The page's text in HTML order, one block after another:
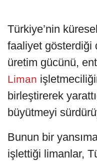
Türkiye’nin
faaliyet gösterdiği
üretim gücünü,
Liman
birleştirerek
büyütmeyi
Bunun bir
işlettiği limanlar,